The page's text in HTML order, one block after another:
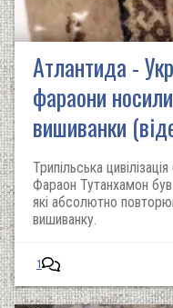
Атлантида -
фараони носили
вишиванки
Трипільська
Фараон Тутанхамон
які абсолютно
вишиванку.
1